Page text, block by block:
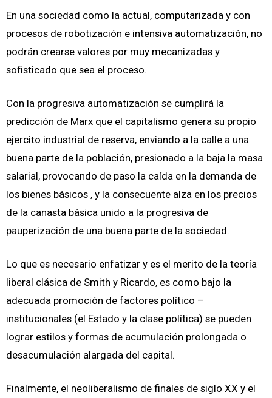
En una sociedad como la actual, computarizada y con
procesos de robotización e intensiva automatización, no
podrán crearse valores por muy mecanizadas y
sofisticado que sea el proceso.
Con la progresiva automatización se cumplirá la
predicción de Marx que el capitalismo genera su propio
ejercito industrial de reserva, enviando a la calle a una
buena parte de la población, presionado a la baja la masa
salarial, provocando de paso la caída en la demanda de
los bienes básicos , y la consecuente alza en los precios
de la canasta básica unido a la progresiva de
pauperización de una buena parte de la sociedad.
Lo que es necesario enfatizar y es el merito de la teoría
liberal clásica de Smith y Ricardo, es como bajo la
adecuada promoción de factores político –
institucionales (el Estado y la clase política) se pueden
lograr estilos y formas de acumulación prolongada o
desacumulación alargada del capital.
Finalmente, el neoliberalismo de finales de siglo XX y el